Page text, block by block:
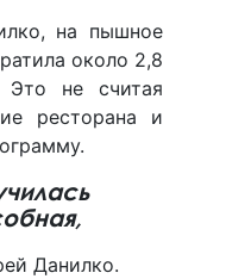
на пышное
около 2,8
Это не считая
ресторана и
Данилко.